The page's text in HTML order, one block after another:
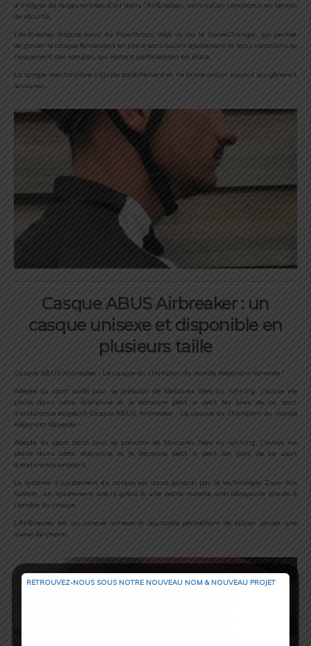
d’intégrer de larges entrées d’air dans l’AirBreaker, sans aucun compromis en termes
de sécurité.
L’AirBreaker dispose aussi du FlowStraps, déjà vu sur le GameChanger, qui permet
de garder le casque fermement en place sans aucun ajustement et sans vibrations ou
claquement des sangles, qui restent parfaitement en place.
La sangle mentonnière s’ajuste parfaitement et ne laisse aucun surplus qui gênerait
le coureur.
Casque ABUS Airbreaker : un
casque unisexe et disponible en
plusieurs taille
Casque ABUS Airbreaker : Le casque du champion du monde Alejandro Valverde !
Adepte du sport porté pour se prévaloir de blessures liées au running, j’avoue me
plaire dans cette discipline et je découvre petit a petit les joies de ce sport
d’endurance exigeant.Casque ABUS Airbreaker : Le casque du champion du monde
Alejandro Valverde !
Adepte du sport porté pour se prévaloir de blessures liées au running, j’avoue me
plaire dans cette discipline et je découvre petit a petit les joies de ce sport
d’endurance exigeant.
Le système d’ajustement du casque est aussi garanti par la technologie Zoom Ace
System, un ajustement précis grâce à une petite molette anti-dérapante placée à
l’arrière du casque.
L’AirBreaker est un casque unisexe et ajustable permettant de laisser passer une
queue de cheval.
RETROUVEZ-NOUS SOUS NOTRE NOUVEAU NOM & NOUVEAU PROJET